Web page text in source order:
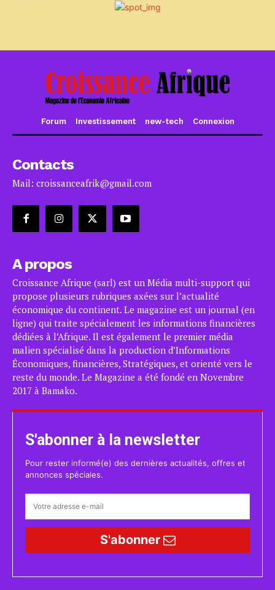
Forum Investissement new-tech Connexion
Contacts
Mail: croissanceafrik@gmail.com
A propos
Croissance Afrique (sarl) est un Média multi-support qui
propose plusieurs rubriques axées sur l’actualité
économique du continent. Le magazine est un journal (en
ligne) qui traite spécialement les informations financières
dédiées à l’Afrique. Il est également le premier média
malien spécialisé dans la production d’Informations
Économiques, financières, Stratégiques, et orienté vers le
reste du monde. Le Magazine a été fondé en Novembre
2017 à Bamako.
S'abonner à la newsletter
Pour rester informé(e) des dernières actualités, offres et
annonces spéciales.
S'abonner